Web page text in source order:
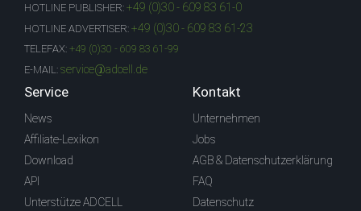
HOTLINE PUBLISHER: +49 (0)30 - 609 83 61-0
HOTLINE ADVERTISER: +49 (0)30 - 609 83 61-23
TELEFAX: +49 (0)30 - 609 83 61-99
E-MAIL: service@adcell.de
Service
News
Affiliate-Lexikon
Download
API
Unterstütze ADCELL
Kontakt
Unternehmen
Jobs
AGB & Datenschutzerklärung
FAQ
Datenschutz